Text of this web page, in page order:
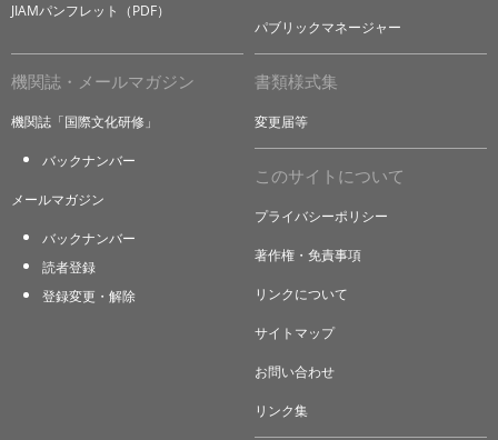
JIAMパンフレット（PDF）
パブリックマネージャー
機関誌・メールマガジン
機関誌「国際文化研修」
バックナンバー
メールマガジン
バックナンバー
読者登録
登録変更・解除
書類様式集
変更届等
このサイトについて
プライバシーポリシー
著作権・免責事項
リンクについて
サイトマップ
お問い合わせ
リンク集